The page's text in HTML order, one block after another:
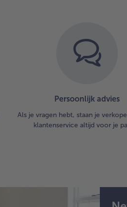
Persoonlijk advies
Als je vragen hebt, staan je
klantenservice altijd voor je